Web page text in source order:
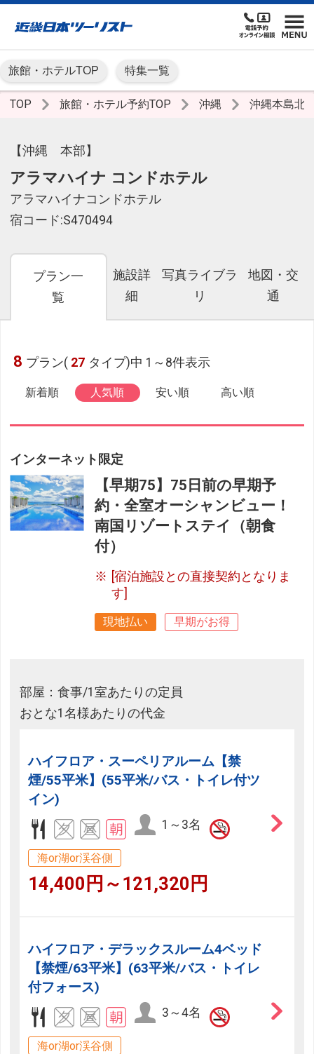
旅館・ホテルTOP 特集一覧
TOP 旅館・ホテル予約TOP 沖縄 沖縄本島北
【沖縄 本部】
アラマハイナ コンドホテル
アラマハイナコンドホテル
宿コード:S470494
プラン一
覧
施設詳
細
写真ライブラ
リ
地図・交
通
8 プラン( 27 タイプ)中 1～8件表示
新着順 人気順 安い順 高い順
インターネット限定
【早期75】75日前の早期予
約・全室オーシャンビュー！
南国リゾートステイ（朝食
付）
[宿泊施設との直接契約となりま
す]
現地払い 早期がお得
部屋：食事/1室あたりの定員
おとな1名様あたりの代金
ハイフロア・スーペリアルーム【禁
煙/55平米】(55平米/バス・トイレ付ツ
イン)
1～3名
海or湖or渓谷側
14,400円～121,320円
ハイフロア・デラックスルーム4ベッド
【禁煙/63平米】(63平米/バス・トイレ
付フォース)
3～4名
海or湖or渓谷側